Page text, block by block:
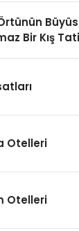
Bir Kış
Otelleri
Otelleri